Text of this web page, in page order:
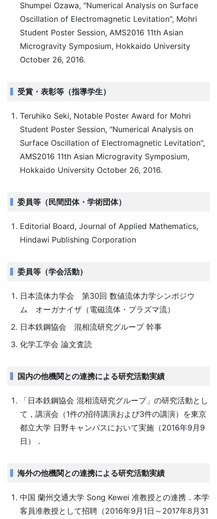
Shumpei Ozawa, "Numerical Analysis on Surface
Oscillation of Electromagnetic Levitation", Mohri
Student Poster Session, AMS2016 11th Asian
Microgravity Symposium, Hokkaido University
October 26, 2016.
受賞・表彰等（指導学生）
Teruhiko Seki, Notable Poster Award for Mohri
Student Poster Session, "Numerical Analysis on
Surface Oscillation of Electromagnetic Levitation",
AMS2016 11th Asian Microgravity Symposium,
Hokkaido University October 26, 2016.
委員等（民間団体・学術団体）
Editorial Board, Journal of Applied Mathematics,
Hindawi Publishing Corporation
委員等（学会活動）
日本流体力学会 第30回 数値流体力学シンポジウ
ム オーガナイザ（電磁流体・プラズマ流）
日本鉄鋼協会 混相流研究グループ 幹事
化学工学会 論文査読
国内の他機関との連携による研究活動実績
「日本鉄鋼協会 混相流研究グループ」の研究活動とし
て，講演会（1件の招待講演および3件の講演）を東京
都立大学 日野キャンパスにおいて実施（2016年9月9
日）．
海外の他機関との連携による研究活動実績
中国 蘭州交通大学 Song Kewei 准教授との連携．本学
客員准教授として招聘（2016年9月1日～2017年8月31